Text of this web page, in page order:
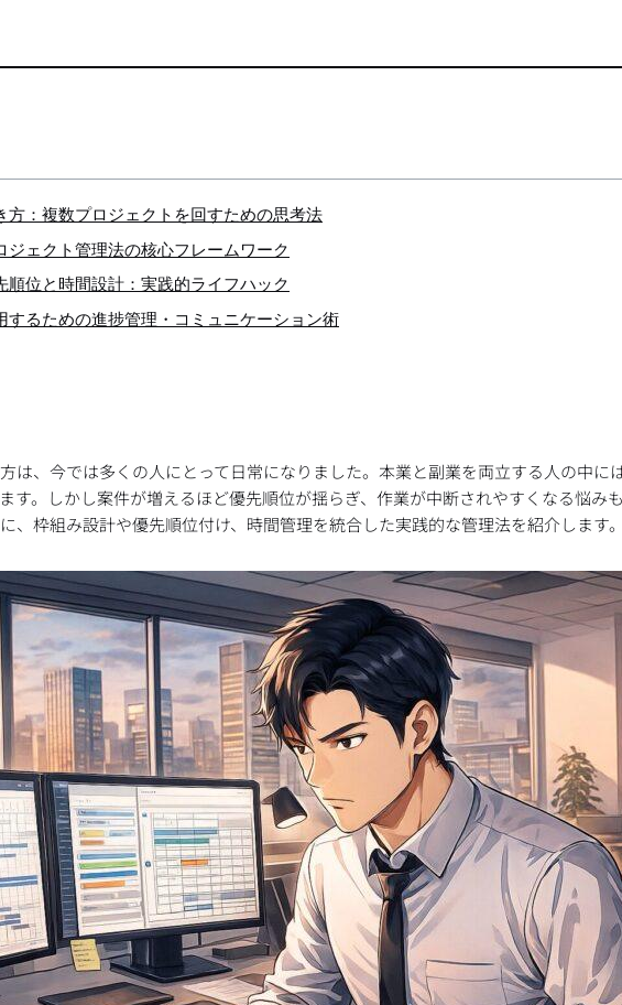
方：複数プロジェクトを回すための思考法
ジェクト管理法の核心フレームワーク
順位と時間設計：実践的ライフハック
するための進捗管理・コミュニケーション術
は、今では多くの人にとって日常になりました。本業と副業を両立する人の中に
す。しかし案件が増えるほど優先順位が揺らぎ、作業が中断されやすくなる悩み
、枠組み設計や優先順位付け、時間管理を統合した実践的な管理法を紹介します。